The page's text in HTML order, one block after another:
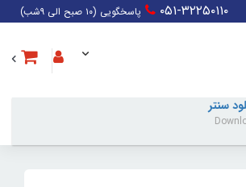
۰۵۱-۳۲۲۵۰۱۱۰ پاسخگویی (۱۰ صبح الی ۹شب)
سنتر